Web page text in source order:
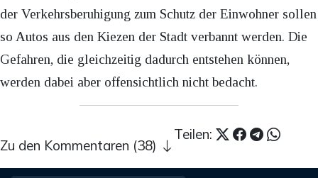
der Verkehrsberuhigung zum Schutz der Einwohner sollen
so Autos aus den Kiezen der Stadt verbannt werden. Die
Gefahren, die gleichzeitig dadurch entstehen können,
werden dabei aber offensichtlich nicht bedacht.
Teilen:
Zu den Kommentaren (38)